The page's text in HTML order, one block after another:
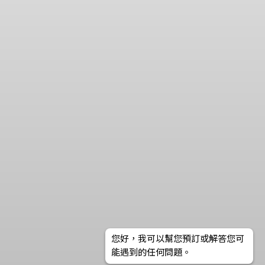
您好，我可以幫您預訂或解答您可
能遇到的任何問題。